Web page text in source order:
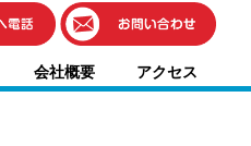
本社）
会社概要 アクセス